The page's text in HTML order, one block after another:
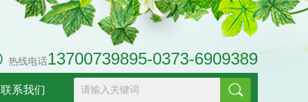
热线电话13700739895-0373-6909389
联系我们